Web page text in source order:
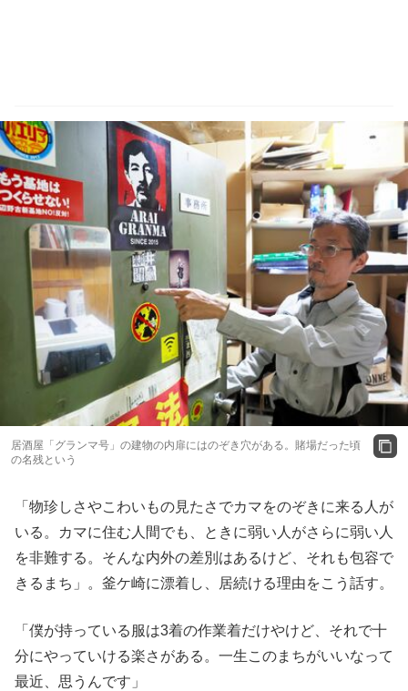
居酒屋「グランマ号」の建物の内扉にはのぞき穴がある。賭場だった頃
の名残という
「物珍しさやこわいもの見たさでカマをのぞきに来る人が
いる。カマに住む人間でも、ときに弱い人がさらに弱い人
を非難する。そんな内外の差別はあるけど、それも包容で
きるまち」。釜ケ崎に漂着し、居続ける理由をこう話す。
「僕が持っている服は3着の作業着だけやけど、それで十
分にやっていける楽さがある。一生このまちがいいなって
最近、思うんです」